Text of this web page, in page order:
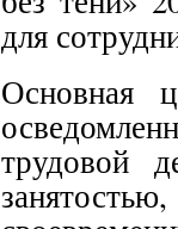
для
Основная
трудовой